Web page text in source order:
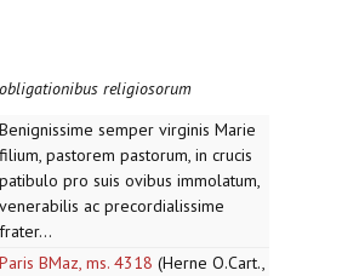
religiosorum
Benignissime semper virginis Marie
filium, pastorem pastorum, in crucis
patibulo pro suis ovibus immolatum,
venerabilis ac precordialissime
frater...
Paris BMaz, ms. 4318 (Herne O.Cart.,